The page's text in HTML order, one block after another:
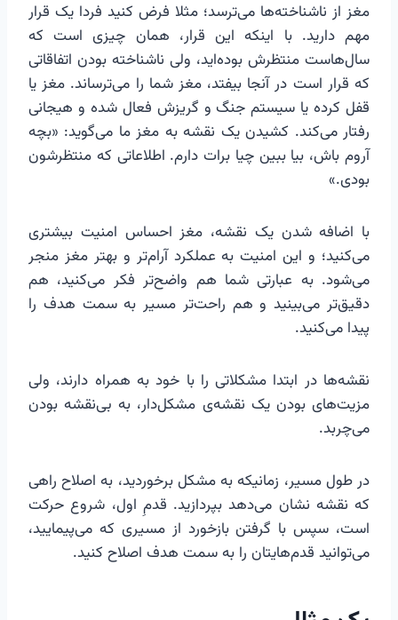
مغز از ناشناخته‌ها می‌ترسد؛ مثلا فرض کنید فردا یک قرار
مهم دارید. با اینکه این قرار، همان چیزی است که
سال‌هاست منتظرش بوده‌اید، ولی ناشناخته بودن اتفاقاتی
که قرار است در آنجا بیفتد، مغز شما را می‌ترساند. مغز یا
قفل کرده یا سیستم جنگ و گریزش فعال شده و هیجانی
رفتار می‌کند. کشیدن یک نقشه به مغز ما می‌گوید: «بچه
آروم باش، بیا ببین چیا برات دارم. اطلاعاتی که منتظرشون
بودی.»
با اضافه شدن یک نقشه، مغز احساس امنیت بیشتری
می‌کنید؛ و این امنیت به عملکرد آرام‌تر و بهتر مغز منجر
می‌شود. به عبارتی شما هم واضح‌تر فکر می‌کنید، هم
دقیق‌تر می‌بینید و هم راحت‌تر مسیر به سمت هدف را
پیدا می‌کنید.
نقشه‌ها در ابتدا مشکلاتی را با خود به همراه دارند، ولی
مزیت‌های بودن یک نقشه‌ی مشکل‌دار، به بی‌نقشه بودن
می‌چربد.
در طول مسیر، زمانیکه به مشکل برخوردید، به اصلاح راهی
که نقشه نشان می‌دهد بپردازید. قدمِ اول، شروع حرکت
است، سپس با گرفتن بازخورد از مسیری که می‌پیمایید،
می‌توانید قدم‌هایتان را به سمت هدف اصلاح کنید.